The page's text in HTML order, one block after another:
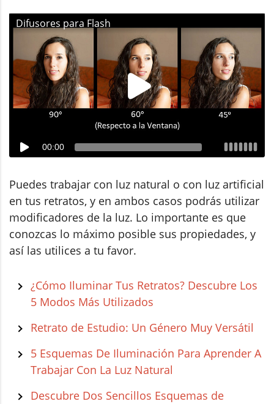
Difusores para Flash
00:00
Puedes trabajar con luz natural o con luz artificial
en tus retratos, y en ambos casos podrás utilizar
modificadores de la luz. Lo importante es que
conozcas lo máximo posible sus propiedades, y
así las utilices a tu favor.
¿Cómo Iluminar Tus Retratos? Descubre Los
5 Modos Más Utilizados
Retrato de Estudio: Un Género Muy Versátil
5 Esquemas De Iluminación Para Aprender A
Trabajar Con La Luz Natural
Descubre Dos Sencillos Esquemas de